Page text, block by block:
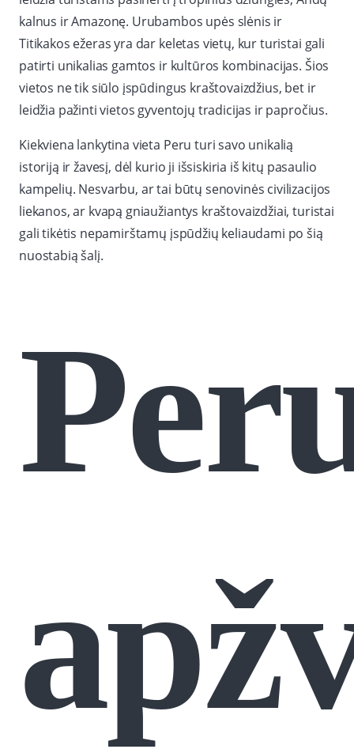
kalnus ir Amazonę. Urubambos upės slėnis ir
Titikakos ežeras yra dar keletas vietų, kur turistai gali
patirti unikalias gamtos ir kultūros kombinacijas. Šios
vietos ne tik siūlo įspūdingus kraštovaizdžius, bet ir
leidžia pažinti vietos gyventojų tradicijas ir papročius.
Kiekviena lankytina vieta Peru turi savo unikalią
istoriją ir žavesį, dėl kurio ji išsiskiria iš kitų pasaulio
kampelių. Nesvarbu, ar tai būtų senovinės civilizacijos
liekanos, ar kvapą gniaužiantys kraštovaizdžiai, turistai
gali tikėtis nepamirštamų įspūdžių keliaudami po šią
nuostabią šalį.